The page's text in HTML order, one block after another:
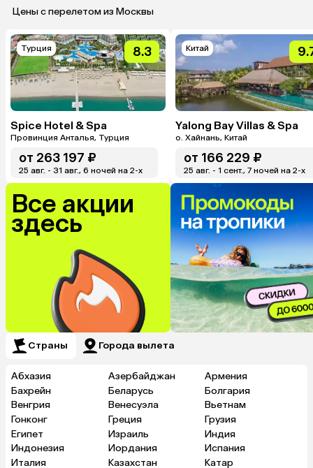
Цены с перелетом из Москвы
Турция 8.3
Spice Hotel & Spa
Провинция Анталья, Турция
от 263 197 ₽
25 авг. - 31 авг., 6 ночей на 2-x
Китай
Yalong Bay Villas & Spa
о. Хайнань, Китай
от 166 229 ₽
25 авг. - 1 сент., 7 ночей на 2-x
Все акции
здесь
Страны Города вылета
Абхазия Азербайджан
Армения
Бахрейн
Беларусь
Болгария
Венгрия
Венесуэла
Вьетнам
Гонконг
Греция
Грузия
Египет
Израиль
Индия
Индонезия
Иордания
Испания
Италия
Казахстан
Катар